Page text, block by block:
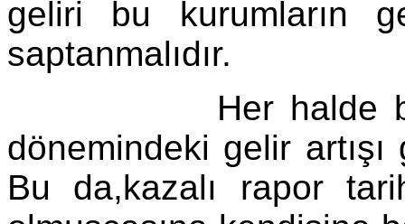
geliri bu kurumların
saptanmalıdır.
Her halde
dönemindeki gelir
Bu da,kazalı rapor